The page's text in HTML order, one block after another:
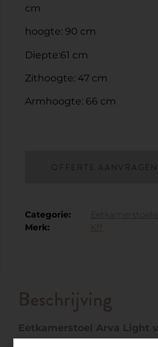
cm
hoogte: 90 cm
Diepte:61 cm
Zithoogte: 47 cm
Armhoogte: 66 cm
Categorie:
Eetkamerstoelen
Merk:
Kff
Beschrijving